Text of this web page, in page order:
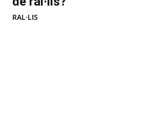
RAL·LIS